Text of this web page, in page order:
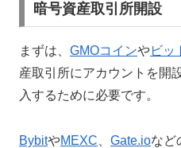
暗号資産取引所開設
まずは、 GMOコインやビッ
産取引所にアカウントを開
入するために必要です。
BybitやMEXC Gate.ioなど